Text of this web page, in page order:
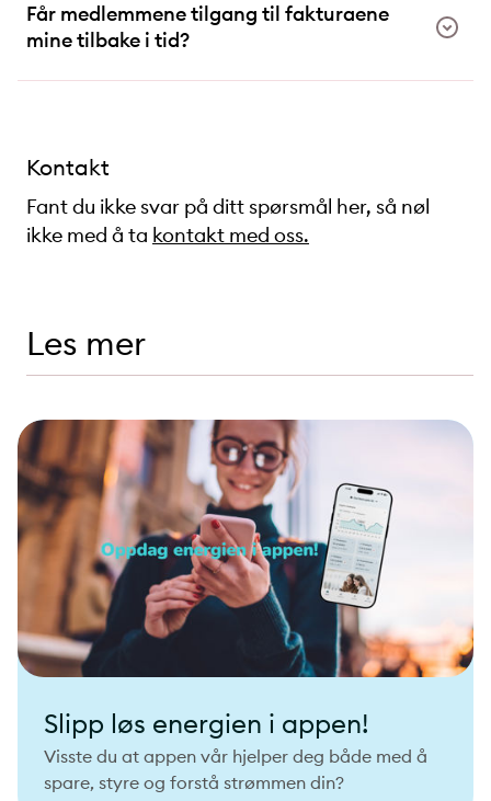
Får medlemmene tilgang til fakturaene
mine tilbake i tid?
Kontakt
Fant du ikke svar på ditt spørsmål her, så nøl
ikke med å ta kontakt med oss.
Les mer
Slipp løs energien i appen!
Visste du at appen vår hjelper deg både med å
spare, styre og forstå strømmen din?